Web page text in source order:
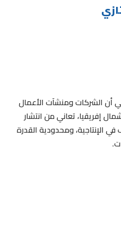
أن الشركات ومنشآت الأعمال
إفريقيا، تعاني من انتشار
الإنتاجية، ومحدودية القدرة